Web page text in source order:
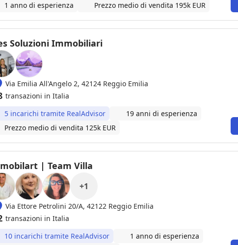
1 anno di esperienza
Prezzo medio di vendita 195k EUR
Soluzioni Immobiliari
Via Emilia All'Angelo 2, 42124 Reggio Emilia
transazioni in Italia
5 incarichi tramite RealAdvisor
19 anni di esperienza
Prezzo medio di vendita 125k EUR
| Team Villa
+1
Via Ettore Petrolini 20/A, 42122 Reggio Emilia
transazioni in Italia
10 incarichi tramite RealAdvisor
1 anno di esperienza